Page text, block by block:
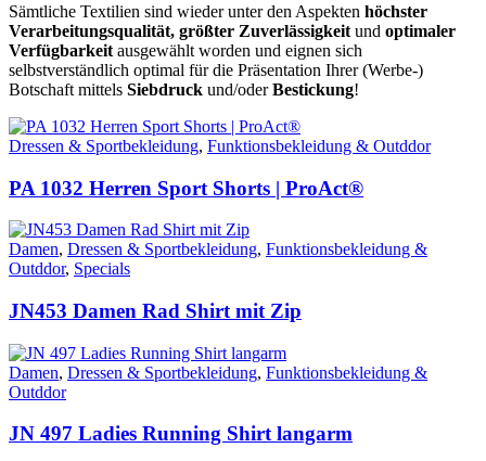
Sämtliche Textilien sind wieder unter den Aspekten höchster
Verarbeitungsqualität, größter Zuverlässigkeit und optimaler
Verfügbarkeit ausgewählt worden und eignen sich
selbstverständlich optimal für die Präsentation Ihrer (Werbe-)
Botschaft mittels Siebdruck und/oderBestickung!
Dressen & Sportbekleidung, Funktionsbekleidung & Outddor
PA 1032 Herren Sport Shorts | ProAct®
Damen, Dressen & Sportbekleidung, Funktionsbekleidung &
Outddor, Specials
JN453 Damen Rad Shirt mit Zip
Damen, Dressen & Sportbekleidung, Funktionsbekleidung &
Outddor
JN 497 Ladies Running Shirt langarm